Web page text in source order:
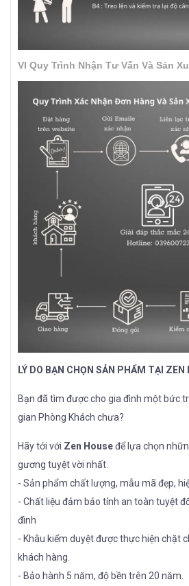
VI Quy Trình Nhận Tư Vấn Và Sản
LÝ DO BẠN CHỌN SẢN PHẨM TẠI ZEN
Bạn đã tìm được cho gia đình một bức
gian Phòng Khách chưa?
Hãy tới với Zen Houseđể lựa chọn
gương tuyệt vời nhất.
- Sản phẩm chất lượng, mẫu mã đẹp,
- Chất liệu đảm bảo tính an toàn tuyệt
đình
- Khâu kiểm duyệt được thực hiện chặt
khách hàng.
- Bảo hành 5 năm, độ bền trên 20 năm.